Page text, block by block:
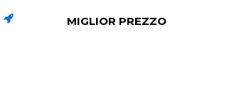
MIGLIOR PREZZO